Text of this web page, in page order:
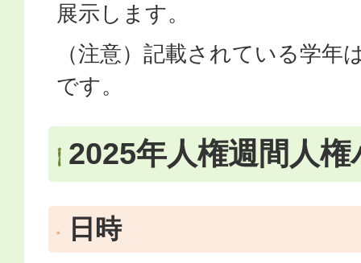
展示します。
（注意）記載されている学年
です。
2025年人権週間人
日時